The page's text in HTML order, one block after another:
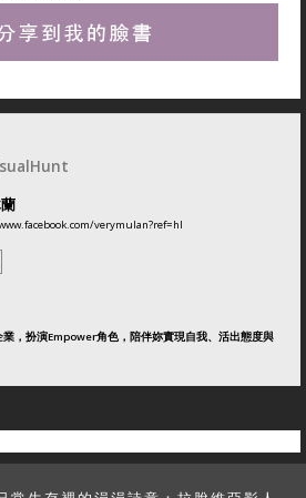
verymulan?ref=hl
，扮演Empower角色，陪伴妳實現自我、活出態度與